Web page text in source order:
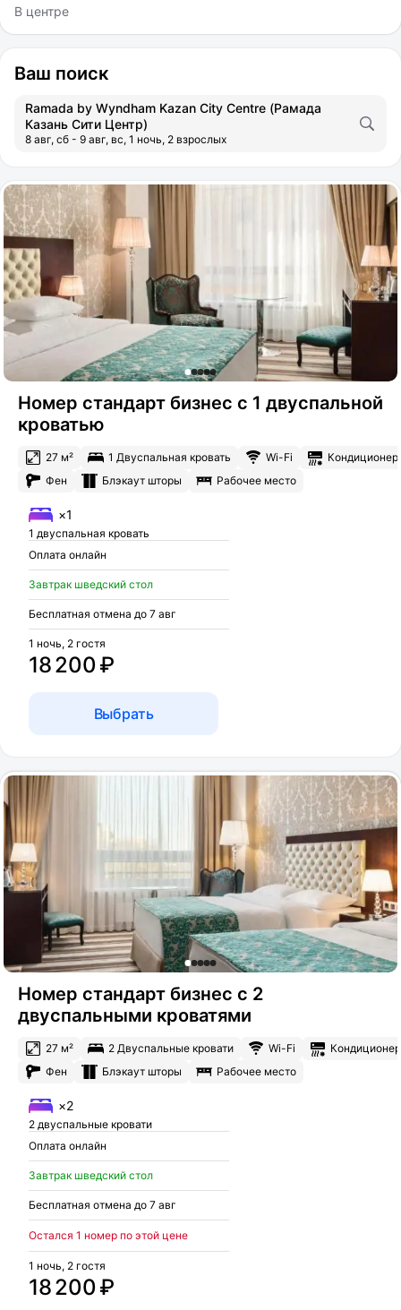
В центре
Ваш поиск
Ramada by Wyndham Kazan City Centre (Рамада
Казань Сити Центр)
8 авг, сб - 9 авг, вс, 1 ночь, 2 взрослых
Номер стандарт бизнес с 1 двуспальной
кроватью
27 м² 1 Двуспальная кровать Wi-Fi
Кондиционер
Фен
Блэкаут шторы Рабочее место
×1
1 двуспальная кровать
Оплата онлайн
Завтрак шведский стол
Бесплатная отмена до 7 авг
18 200 ₽
1 ночь, 2 гостя
Выбрать
Номер стандарт бизнес с 2
двуспальными кроватями
27 м² 2 Двуспальные кровати Wi-Fi
Кондиционер
Фен
Блэкаут шторы Рабочее место
×2
2 двуспальные кровати
Оплата онлайн
Завтрак шведский стол
Бесплатная отмена до 7 авг
Остался 1 номер по этой цене
18 200 ₽
1 ночь, 2 гостя